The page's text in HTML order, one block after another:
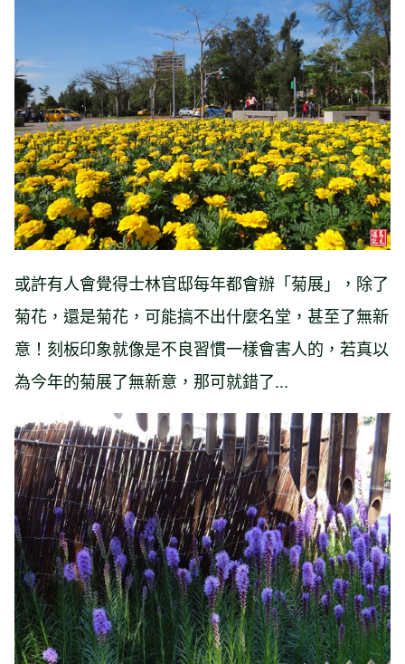
或許有人會覺得士林官邸每年都會辦「菊展」，除了
菊花，還是菊花，可能搞不出什麼名堂，甚至了無新
意！刻板印象就像是不良習慣一樣會害人的，若真以
為今年的菊展了無新意，那可就錯了...